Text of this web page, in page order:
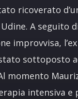
ricoverato
A seguito
improvvisa,
sottoposto
momento
intensiva e